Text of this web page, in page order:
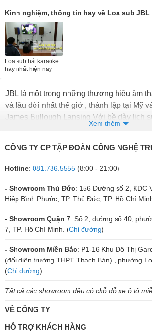
Kinh nghiệm, thông tin hay về Loa sub JBL
Loa sub hát karaoke
hay nhất hiện nay
JBL là một trong những thương hiệu âm
và lâu đời nhất thế giới, thành lập tại Mỹ
James Bullough Lansing Với bề dày lịch
phòng thu, đến thiết bị âm thanh tiêu dùng
gia đình, tai nghe, loa bluetooth, loa di
luôn nổi tiếng với chất âm mạnh mẽ, sống
lượng và có độ tin cậy cao, được ưa
1. Đánh giá về tính năng
Nhiệm vụ chính của sub JBLlà tái tạo
thật sâu và uy lực,
JBL BassPro Hub hay Sub Siêu Trầm JBL
8 inch rất được ưa chuộng.
Trái tim của mỗi chiếc loa Sub JBL chính
Xem thêm
CÔNG TY CP TẬP ĐOÀN CÔNG NGHỆ
Hotline: 081.736.5555 (8:00 - 21:00)
- Showroom Thủ Đức: 156 Đường số 2, KDC
Hiệp Bình Phước, TP. Thủ Đức, TP. Hồ Chí
- Showroom Quận 7: Số 2, đường số 40,
7, TP. Hồ Chí Minh. (Chỉ đường)
- Showroom Miền Bắc: P1-16 Khu Đô Thị
(đối diện trường THPT Thạch Bàn) , phường
(Chỉ đường)
Tất cả các showroom đều có chỗ đỗ xe ô tô
VỀ CÔNG TY
HỖ TRỢ KHÁCH HÀNG